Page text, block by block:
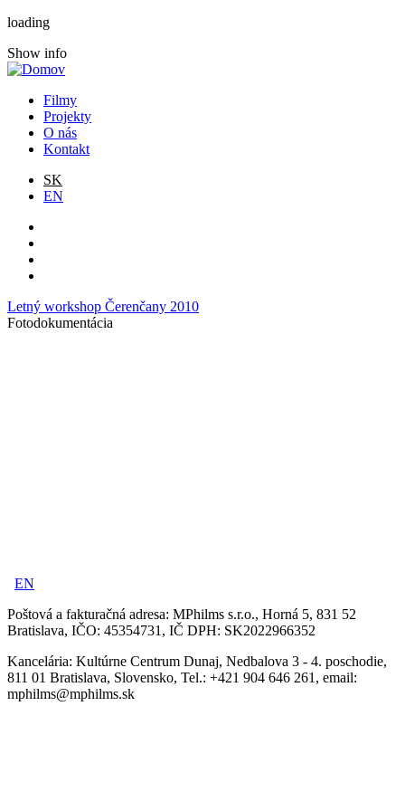
loading
Show info
Filmy
Projekty
O nás
Kontakt
SK
EN
Letný workshop Čerenčany 2010
Fotodokumentácia
EN
Poštová a fakturačná adresa: MPhilms s.r.o., Horná 5, 831 52
Bratislava, IČO: 45354731, IČ DPH: SK2022966352
Kancelária: Kultúrne Centrum Dunaj, Nedbalova 3 - 4. poschodie,
811 01 Bratislava, Slovensko, Tel.: +421 904 646 261, email:
mphilms@mphilms.sk